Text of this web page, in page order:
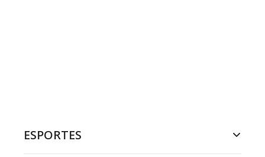
ESPORTES